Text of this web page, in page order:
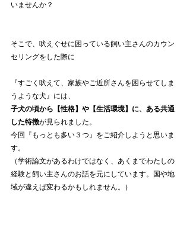
いませんか？
そこで、吠えぐせに困っている飼い主さんのカウン
セリングをした際に
『すごく吠えて、家族やご近所さんを困らせてしま
うような犬』には、
子犬の頃から【性格】や【生活環境】に、ある共通
した特徴が見られました。
今回『もっとも多い３つ』をご紹介しようと思いま
す。
（学術論文があるわけではなく、あくまでわたしの
経験と飼い主さんのお話を元にしています。国や地
域が違えば変わるかもしれません。）